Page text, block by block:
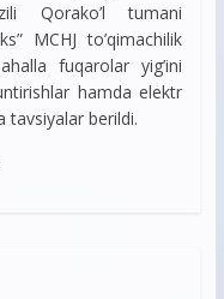
Qorako’l tumani
MCHJ to’qimachilik
fuqarolar yig’ini
hamda elektr
tavsiyalar berildi.